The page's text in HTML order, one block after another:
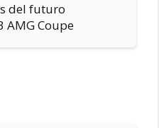
del futuro
AMG Coupe